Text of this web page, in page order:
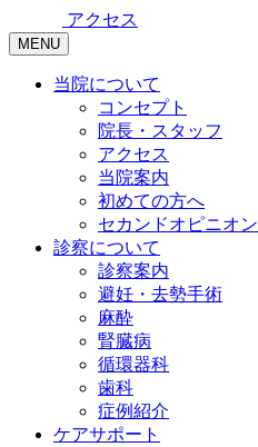
アクセス
MENU
当院について
コンセプト
院長・スタッフ
アクセス
当院案内
初めての方へ
セカンドオピニオン
診察について
診察案内
避妊・去勢手術
麻酔
腎臓病
循環器科
歯科
症例紹介
ケアサポート